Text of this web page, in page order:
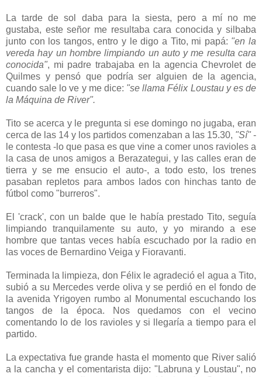
La tarde de sol daba para la siesta, pero a mí no me
gustaba, este señor me resultaba cara conocida y silbaba
junto con los tangos, entro y le digo a Tito, mi papá: "en la
vereda hay un hombre limpiando un auto y me resulta cara
conocida", mi padre trabajaba en la agencia Chevrolet de
Quilmes y pensó que podría ser alguien de la agencia,
cuando sale lo ve y me dice: "se llama Félix Loustau y es de
la Máquina de River".
Tito se acerca y le pregunta si ese domingo no jugaba, eran
cerca de las 14 y los partidos comenzaban a las 15.30, "Sí" -
le contesta -lo que pasa es que vine a comer unos ravioles a
la casa de unos amigos a Berazategui, y las calles eran de
tierra y se me ensucio el auto-, a todo esto, los trenes
pasaban repletos para ambos lados con hinchas tanto de
fútbol como "burreros".
El 'crack', con un balde que le había prestado Tito, seguía
limpiando tranquilamente su auto, y yo mirando a ese
hombre que tantas veces había escuchado por la radio en
las voces de Bernardino Veiga y Fioravanti.
Terminada la limpieza, don Félix le agradeció el agua a Tito,
subió a su Mercedes verde oliva y se perdió en el fondo de
la avenida Yrigoyen rumbo al Monumental escuchando los
tangos de la época. Nos quedamos con el vecino
comentando lo de los ravioles y si llegaría a tiempo para el
partido.
La expectativa fue grande hasta el momento que River salió
a la cancha y el comentarista dijo: "Labruna y Loustau", no